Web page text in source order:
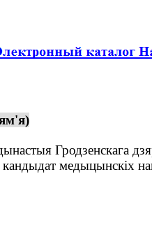
Гродзенскага
кандыдат медыцынскіх